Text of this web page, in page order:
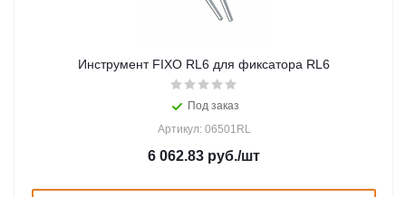
Инструмент FIXO RL6 для фиксатора RL6
Под заказ
Артикул: 06501RL
6 062.83 руб./шт